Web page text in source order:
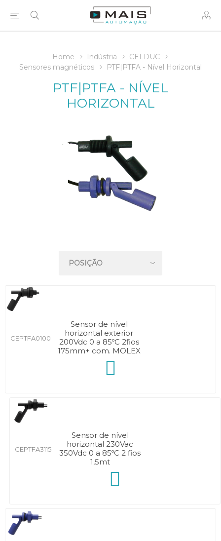
Home Indústria
CELDUC
Sensores magnéticos
PTF|PTFA - Nível Horizontal
PTF|PTFA - NÍVEL
HORIZONTAL
CEPTFA0100
Sensor de nível
horizontal exterior
200Vdc 0 a 85ºC 2fios
175mm+ com. MOLEX
CEPTFA3115
Sensor de nível
horizontal 230Vac
350Vdc 0 a 85ºC 2 fios
1,5mt